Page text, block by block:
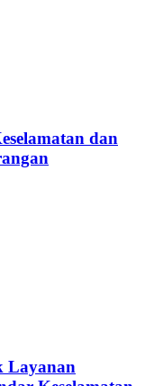
dan
Layanan